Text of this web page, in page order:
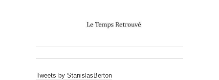
Tweets by StanislasBerton